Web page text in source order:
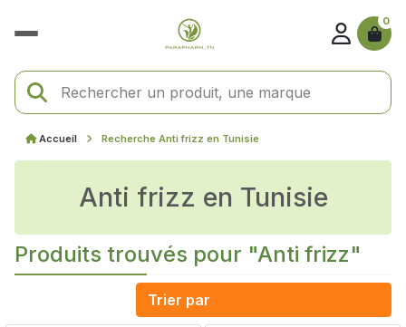
0
Accueil Recherche Anti frizz en Tunisie
Anti frizz en Tunisie
Produits trouvés pour "Anti frizz"